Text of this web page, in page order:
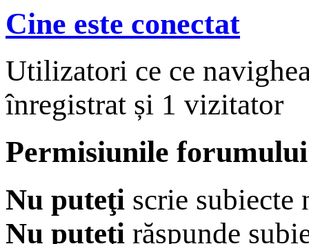
Cine este conectat
Utilizatori ce ce
înregistrat și 1 vizitator
Permisiunile forumului
Nu puteţi scrie subiecte
Nu puteţi răspunde